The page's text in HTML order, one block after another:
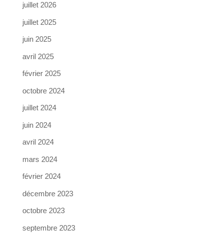
juillet 2026
juillet 2025
juin 2025
avril 2025
février 2025
octobre 2024
juillet 2024
juin 2024
avril 2024
mars 2024
février 2024
décembre 2023
octobre 2023
septembre 2023